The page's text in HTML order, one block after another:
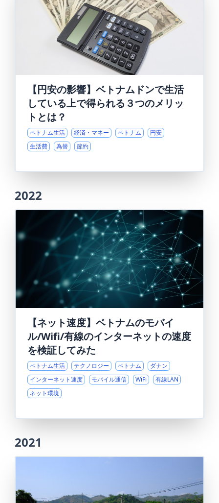
【円安の影響】ベトナムドンで生活
している上で得られる３つのメリッ
トとは？
ベトナム生活 経済・マネー ベトナム
円安
生活費
為替 節約
2022
【ネット速度】ベトナムのモバイ
ル/Wifi/有線のインターネットの速度
を検証してみた
ベトナム生活 テクノロジー ベトナム
ダナン
インターネット速度
モバイル通信 WiFi
有線LAN
ネット環境
2021